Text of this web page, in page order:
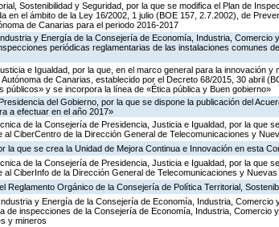
Sostenibilidad y Seguridad, por la que se modifica el Plan de
en el ámbito de la Ley 16/2002, 1 julio (BOE 157, 2.7.2002), de
de Canarias para el periodo 2016-2017
y Energía de la Consejería de Economía, Industria, Comercio
periódicas reglamentarias de las instalaciones comunes
e Igualdad, por la que, en el marco general para la innovación y
de Canarias, establecido por el Decreto 68/2015, 30 abril
y se incorpora la línea de «Ética pública y Buen gobierno»
del Gobierno, por la que se dispone la publicación del
a efectuar en el año 2017»
de la Consejería de Presidencia, Justicia e Igualdad, por la que
CiberCentro de la Dirección General de Telecomunicaciones y
la que se crea la Unidad de Mejora Continua e Innovación en esta
de la Consejería de Presidencia, Justicia e Igualdad, por la que
CiberInfo de la Dirección General de Telecomunicaciones y
Reglamento Orgánico de la Consejería de Política Territorial,
y Energía de la Consejería de Economía, Industria, Comercio
de inspecciones de la Consejería de Economía, Industria, Comercio
y mineros